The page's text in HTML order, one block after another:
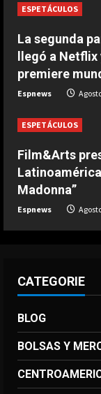
4
5
ESPETÁCULOS
La segunda
llegó a
premiere
Espnews
ESPETÁCULOS
Film&Arts
Madonna”
Espnews
CATEGORIE
BLOG
BOLSAS Y